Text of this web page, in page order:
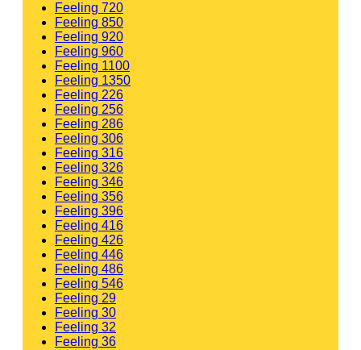
Feeling 720
Feeling 850
Feeling 920
Feeling 960
Feeling 1100
Feeling 1350
Feeling 226
Feeling 256
Feeling 286
Feeling 306
Feeling 316
Feeling 326
Feeling 346
Feeling 356
Feeling 396
Feeling 416
Feeling 426
Feeling 446
Feeling 486
Feeling 546
Feeling 29
Feeling 30
Feeling 32
Feeling 36